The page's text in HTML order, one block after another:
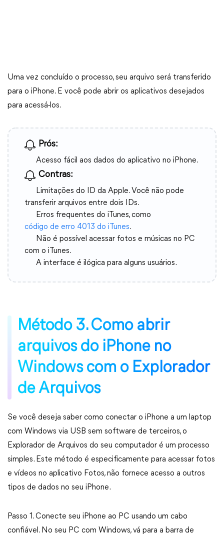
Uma vez concluído o processo, seu arquivo será transferido
para o iPhone. E você pode abrir os aplicativos desejados
para acessá-los.
Prós:
Acesso fácil aos dados do aplicativo no iPhone.
Contras:
Limitações do ID da Apple. Você não pode
transferir arquivos entre dois IDs.
Erros frequentes do iTunes, como
código de erro 4013 do iTunes.
Não é possível acessar fotos e músicas no PC
com o iTunes.
A interface é ilógica para alguns usuários.
Método 3. Como abrir
arquivos do iPhone no
Windows com o Explorador
de Arquivos
Se você deseja saber como conectar o iPhone a um laptop
com Windows via USB sem software de terceiros, o
Explorador de Arquivos do seu computador é um processo
simples. Este método é especificamente para acessar fotos
e vídeos no aplicativo Fotos, não fornece acesso a outros
tipos de dados no seu iPhone.
Passo 1. Conecte seu iPhone ao PC usando um cabo
confiável. No seu PC com Windows, vá para a barra de